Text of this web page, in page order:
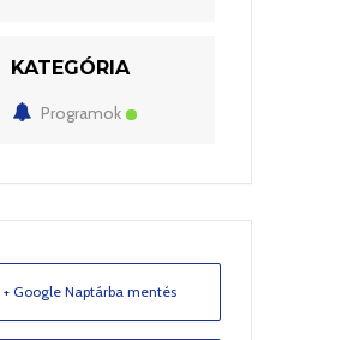
KATEGÓRIA
Programok
+ Google Naptárba mentés